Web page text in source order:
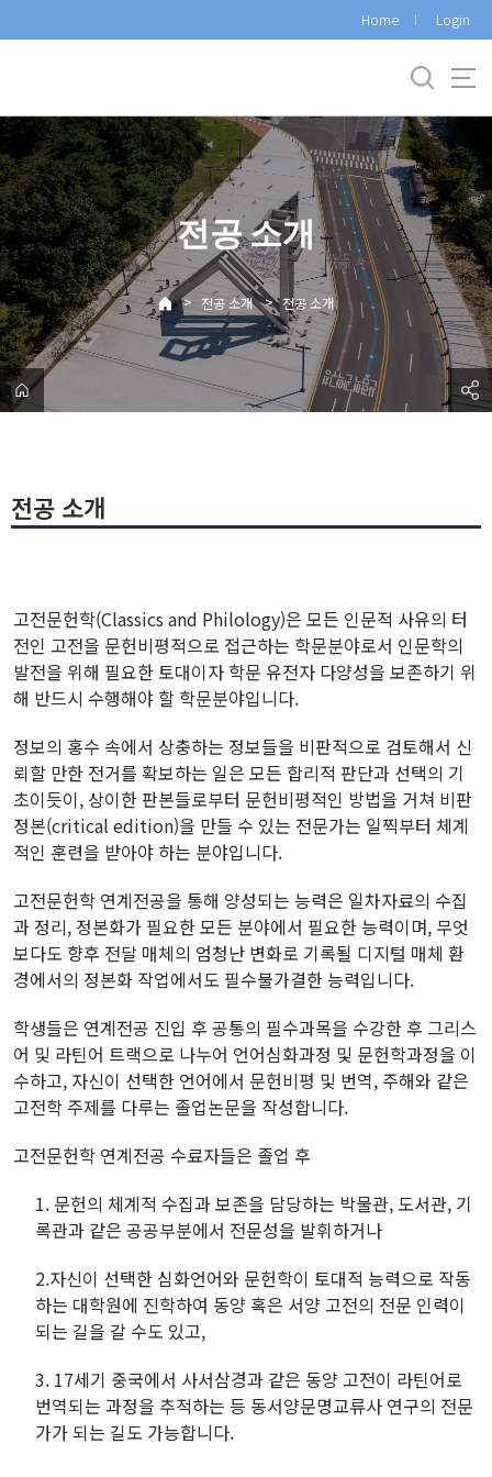
로
메
뉴
Home Login
전공 소개
> 전공 소개 > 전공 소개
전공 소개
고전문헌학(Classics and Philology)은 모든 인문적 사유의 터
전인 고전을 문헌비평적으로 접근하는 학문분야로서 인문학의
발전을 위해 필요한 토대이자 학문 유전자 다양성을 보존하기 위
해 반드시 수행해야 할 학문분야입니다.
정보의 홍수 속에서 상충하는 정보들을 비판적으로 검토해서 신
뢰할 만한 전거를 확보하는 일은 모든 합리적 판단과 선택의 기
초이듯이, 상이한 판본들로부터 문헌비평적인 방법을 거쳐 비판
정본(critical edition)을 만들 수 있는 전문가는 일찍부터 체계
적인 훈련을 받아야 하는 분야입니다.
고전문헌학 연계전공을 통해 양성되는 능력은 일차자료의 수집
과 정리, 정본화가 필요한 모든 분야에서 필요한 능력이며, 무엇
보다도 향후 전달 매체의 엄청난 변화로 기록될 디지털 매체 환
경에서의 정본화 작업에서도 필수불가결한 능력입니다.
학생들은 연계전공 진입 후 공통의 필수과목을 수강한 후 그리스
어 및 라틴어 트랙으로 나누어 언어심화과정 및 문헌학과정을 이
수하고, 자신이 선택한 언어에서 문헌비평 및 번역, 주해와 같은
고전학 주제를 다루는 졸업논문을 작성합니다.
고전문헌학 연계전공 수료자들은 졸업 후
1. 문헌의 체계적 수집과 보존을 담당하는 박물관, 도서관, 기
록관과 같은 공공부분에서 전문성을 발휘하거나
2.자신이 선택한 심화언어와 문헌학이 토대적 능력으로 작동
하는 대학원에 진학하여 동양 혹은 서양 고전의 전문 인력이
되는 길을 갈 수도 있고,
3. 17세기 중국에서 사서삼경과 같은 동양 고전이 라틴어로
번역되는 과정을 추적하는 등 동서양문명교류사 연구의 전문
가가 되는 길도 가능합니다.